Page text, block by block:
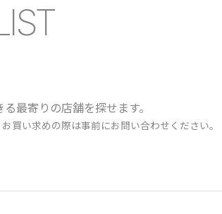
最寄りの店舗を探せます。
買い求めの際は事前にお問い合わせください。